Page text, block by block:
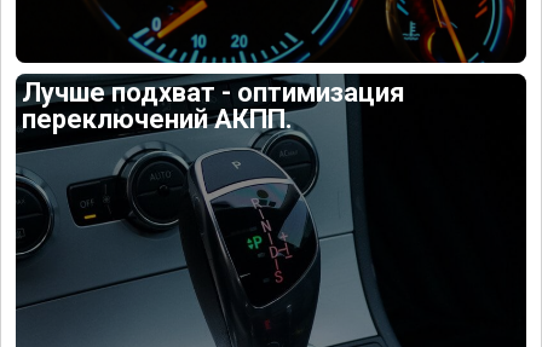
Лучше подхват - оптимизация
переключений АКПП.